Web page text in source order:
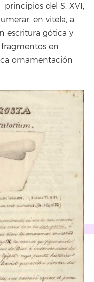
principios del S. XVI,
en vitela, a
escritura gótica y
en
ornamentación